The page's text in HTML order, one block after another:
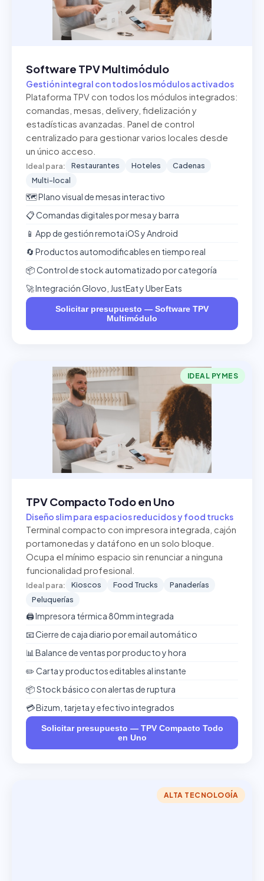
Software TPV Multimódulo
Gestión integral con todos los módulos activados
Plataforma TPV con todos los módulos integrados:
comandas, mesas, delivery, fidelización y
estadísticas avanzadas. Panel de control
centralizado para gestionar varios locales desde
un único acceso.
Ideal para: Restaurantes Hoteles
Cadenas
Multi-local
🗺️ Plano visual de mesas interactivo
📋 Comandas digitales por mesa y barra
📱 App de gestión remota iOS y Android
🔄 Productos automodificables en tiempo real
📦 Control de stock automatizado por categoría
🚀 Integración Glovo, JustEat y Uber Eats
Solicitar presupuesto — Software TPV
Multimódulo
IDEAL PYMES
TPV Compacto Todo en Uno
Diseño slim para espacios reducidos y food trucks
Terminal compacto con impresora integrada, cajón
portamonedas y datáfono en un solo bloque.
Ocupa el mínimo espacio sin renunciar a ninguna
funcionalidad profesional.
Ideal para: Kioscos Food Trucks
Panaderías
Peluquerías
🖨️ Impresora térmica 80mm integrada
📧 Cierre de caja diario por email automático
📊 Balance de ventas por producto y hora
✏️ Carta y productos editables al instante
📦 Stock básico con alertas de ruptura
💳 Bizum, tarjeta y efectivo integrados
Solicitar presupuesto — TPV Compacto Todo
en Uno
ALTA TECNOLOGÍA